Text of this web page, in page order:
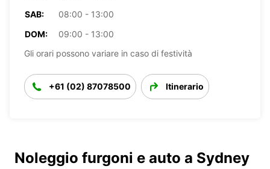
SAB:
08:00 - 13:00
DOM:
09:00 - 13:00
Gli orari possono variare in caso di festività
+61 (02) 87078500 Itinerario
Noleggio furgoni e auto a Sydney